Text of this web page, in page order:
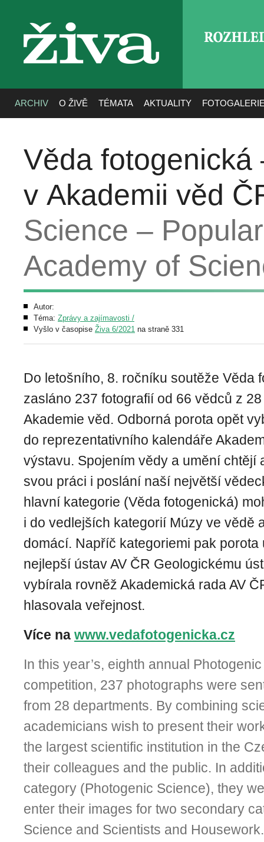
živa
ARCHIV O ŽIVĚ TÉMATA AKTUALITY
Věda fotogenická
v Akademii věd
Science –
Academy of
Autor:
Téma: Zprávy a zajímavosti /
Vyšlo v časopise Živa 6/2021 na straně 331
Do letošního, 8. ročníku soutěže Věda
zasláno 237 fotografií od 66 vědců z
Akademie věd. Odborná porota opět
do reprezentativního kalendáře
výstavu. Spojením vědy a umění chtějí
svou práci i poslání naší největší
hlavní kategorie (Věda fotogenická)
i do vedlejších kategorií Múzy ve vědě
domácí. Napříč kategoriemi pak porota
nejlepší ústav AV ČR Geologickému
vybírala rovněž Akademická rada AV
hlasovala veřejnost.
Více na www.vedafotogenicka.cz
In this year’s, eighth annual
competition, 237 photographs were
from 28 departments. By combining
academicians wish to present their
the largest scientific institution in the
their colleagues and the public. In
category (Photogenic Science), they
enter their images for two secondary
Science and Scientists and